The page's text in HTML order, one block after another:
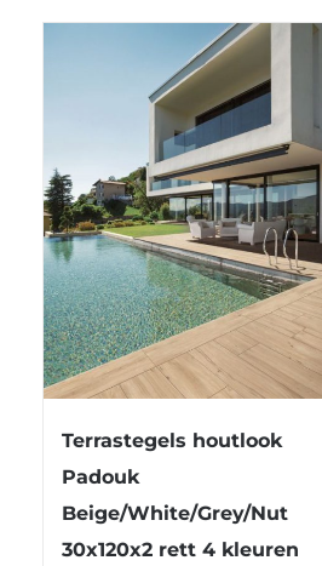
Terrastegels houtlook
Padouk
Beige/White/Grey/Nut
30x120x2 rett 4 kleuren